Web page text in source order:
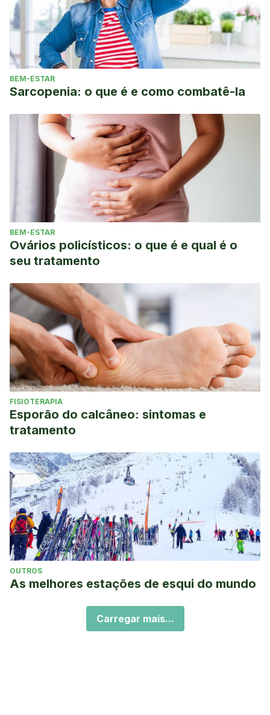
BEM-ESTAR
Sarcopenia: o que é e como combatê-la
BEM-ESTAR
Ovários policísticos: o que é e qual é o
seu tratamento
FISIOTERAPIA
Esporão do calcâneo: sintomas e
tratamento
OUTROS
As melhores estações de esqui do mundo
Carregar mais...